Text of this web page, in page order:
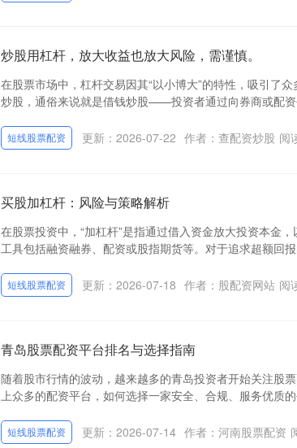
炒股用杠杆，放大收益也放大风险，需谨慎。
在股票市场中，杠杆交易因其“以小博大”的特性，吸引了
炒股，通俗来说就是借钱炒股——投资者通过向券商或配
短线股票配资 更新：2026-07-22 作者：查配资炒股 阅
买股加杠杆：风险与策略解析
在股票投资中，“加杠杆”是指通过借入资金放大投资本金
工具包括融资融券、配资或股指期货等。对于追求超额回
短线股票配资 更新：2026-07-18 作者：股配资网站 阅
青岛股票配资平台排名与选择指南
随着股市行情的波动，越来越多的青岛投资者开始关注股
上众多的配资平台，如何选择一家安全、合规、服务优质
短线股票配资 更新：2026-07-14 作者：河南股票配资